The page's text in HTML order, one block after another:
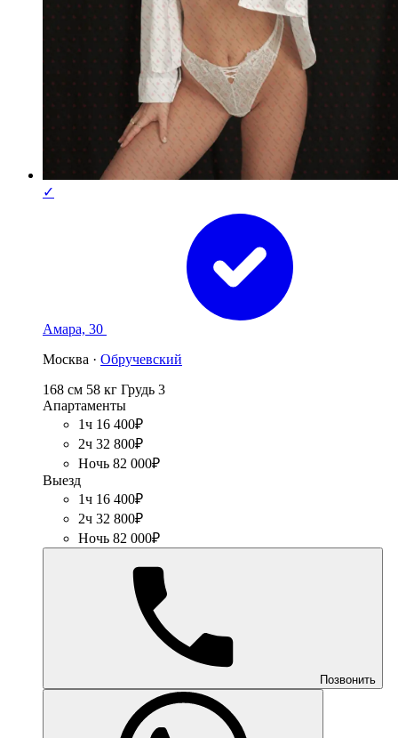
✓
Амара, 30
Москва · Обручевский
168 см 58 кг Грудь 3
Апартаменты
1ч 16 400₽
2ч 32 800₽
Ночь 82 000₽
Выезд
1ч 16 400₽
2ч 32 800₽
Ночь 82 000₽
Позвонить